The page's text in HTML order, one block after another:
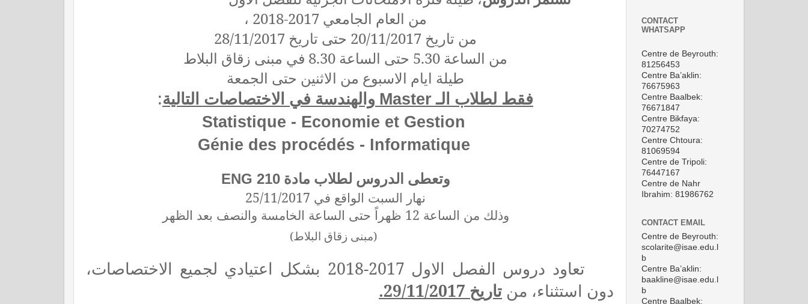
من العام الجامعي 2017-2018 ،
من تاريخ 20/11/2017 حتى تاريخ 28/11/2017
من الساعة 5.30 حتى الساعة 8.30 في مبنى زقاق البلاط
طيلة ايام الاسبوع من الاثنين حتى الجمعة
فقط لطلاب الـ Master والهندسة في الاختصاصات التالية:
Statistique - Economie et Gestion
Génie des procédés - Informatique
وتعطى الدروس لطلاب مادةENG 210
نهار السبت الواقع في 25/11/2017
وذلك من الساعة 12 ظهراً حتى الساعة الخامسة والنصف بعد الظهر
(مبنى زقاق البلاط)
تعاود دروس الفصل الاول 2017-2018 بشكل اعتيادي لجميع الاختصاصات،
دون استثناء، من تاريخ 29/11/2017.
CONTACT
WHATSAPP
Centre de Beyrouth:
81256453
Centre Ba’aklin:
76675963
Centre Baalbek:
76671847
Centre Bikfaya:
70274752
Centre Chtoura:
81069594
Centre de Tripoli:
76447167
Centre de Nahr
Ibrahim: 81986762
CONTACT EMAIL
Centre de Beyrouth:
scolarite@isae.edu.l
b
Centre Ba’aklin:
baakline@isae.edu.l
b
Centre Baalbek: